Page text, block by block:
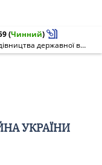
(Чинний)
Про перелік об'єктів незавершеного будівництва державної власності, що підлягають приватизації
УКРАЇНИ